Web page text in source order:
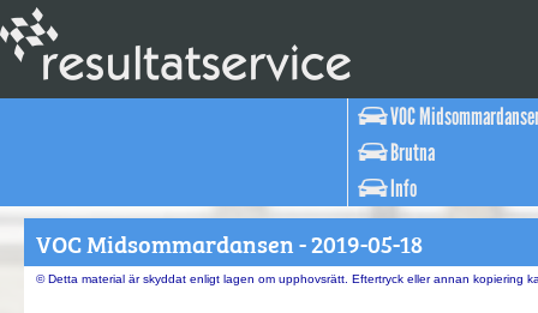
VOC
Brutna
Info
VOC Midsommardansen - 2019-05-18
© Detta material är skyddat enligt lagen om upphovsrätt. Eftertryck eller annan kopiering